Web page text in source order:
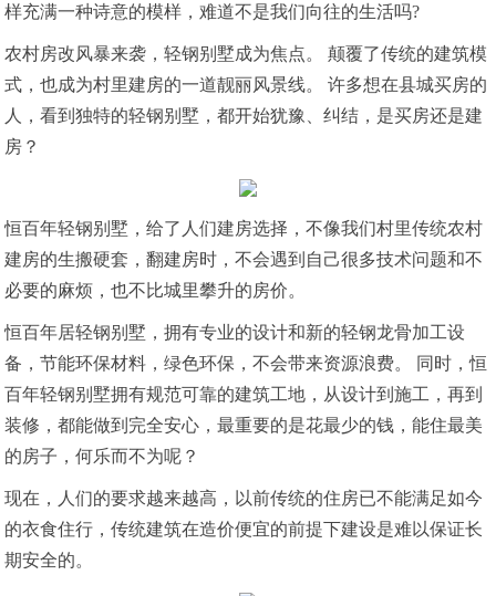
样充满一种诗意的模样，难道不是我们向往的生活吗?
农村房改风暴来袭，轻钢别墅成为焦点。 颠覆了传统的建筑模
式，也成为村里建房的一道靓丽风景线。 许多想在县城买房的
人，看到独特的轻钢别墅，都开始犹豫、纠结，是买房还是建
房？
恒百年轻钢别墅，给了人们建房选择，不像我们村里传统农村
建房的生搬硬套，翻建房时，不会遇到自己很多技术问题和不
必要的麻烦，也不比城里攀升的房价。
恒百年居轻钢别墅，拥有专业的设计和新的轻钢龙骨加工设
备，节能环保材料，绿色环保，不会带来资源浪费。 同时，恒
百年轻钢别墅拥有规范可靠的建筑工地，从设计到施工，再到
装修，都能做到完全安心，最重要的是花最少的钱，能住最美
的房子，何乐而不为呢？
现在，人们的要求越来越高，以前传统的住房已不能满足如今
的衣食住行，传统建筑在造价便宜的前提下建设是难以保证长
期安全的。